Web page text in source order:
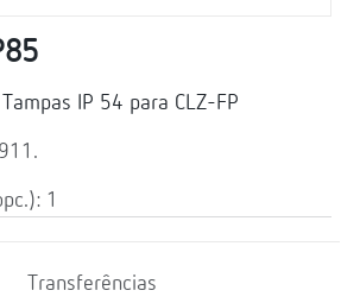
Tampas IP 54 para CLZ-FP
1
Transferências